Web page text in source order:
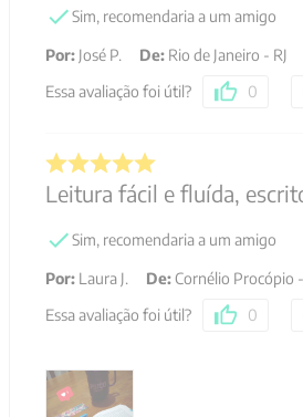
Sim, recomendaria a um amigo
Por: José P. De: Rio de Janeiro - RJ
Essa avaliação foi útil?
0
Leitura fácil e fluída,
Sim, recomendaria a um amigo
Por: Laura J. De:Cornélio Procópio
Essa avaliação foi útil?
0